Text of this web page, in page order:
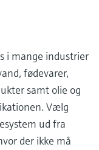
i mange industrier
fødevarer,
samt olie og
Vælg
ud fra
der ikke må